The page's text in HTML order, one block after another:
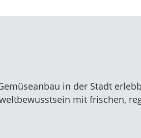
in der Stadt
mit frischen,